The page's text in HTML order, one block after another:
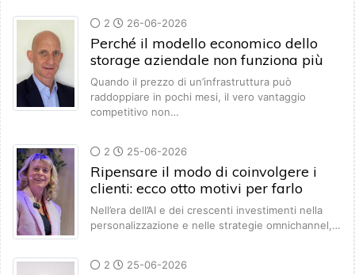
2 26-06-2026
Perché il modello economico dello
storage aziendale non funziona più
Quando il prezzo di un’infrastruttura può
raddoppiare in pochi mesi, il vero vantaggio
competitivo non…
2 25-06-2026
Ripensare il modo di coinvolgere i
clienti: ecco otto motivi per farlo
Nell’era dell’AI e dei crescenti investimenti nella
personalizzazione e nelle strategie omnichannel,…
2 25-06-2026